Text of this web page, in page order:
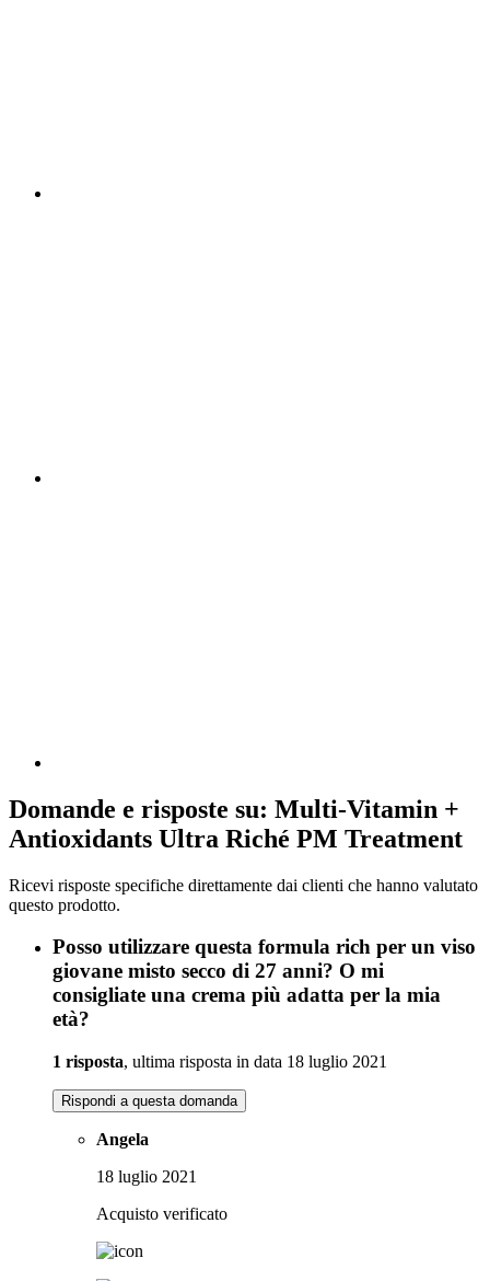
Domande e risposte su: Multi-Vitamin +
Antioxidants Ultra Riché PM Treatment
Ricevi risposte specifiche direttamente dai clienti che hanno valutato
questo prodotto.
Posso utilizzare questa formula rich per un viso
giovane misto secco di 27 anni? O mi
consigliate una crema più adatta per la mia
età?
1 risposta, ultima risposta in data 18 luglio 2021
Rispondi a questa domanda
Angela
18 luglio 2021
Acquisto verificato